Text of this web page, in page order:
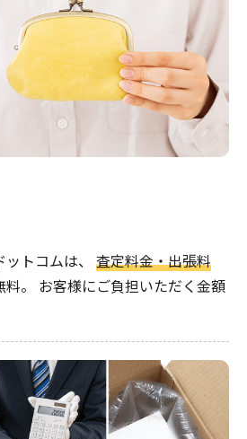
トコムは、 査定料金・出張料
。 お客様にご負担いただく金額